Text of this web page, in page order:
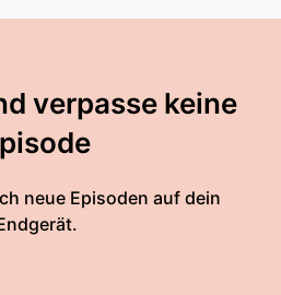
verpasse keine
neue Episoden auf dein